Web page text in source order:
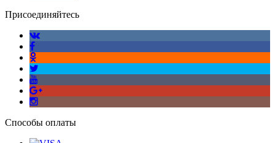
Присоединяйтесь
Способы оплаты